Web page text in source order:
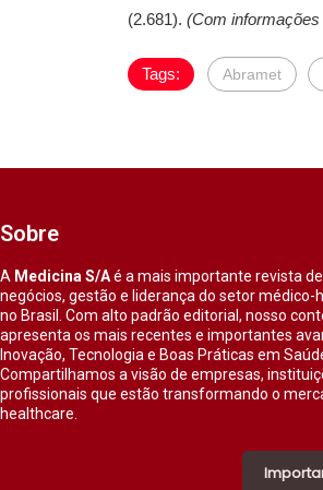
(2.681). (Com
Tags: Abramet
Sobre
A Medicina S/Aé a mais importante revista de
negócios, gestão e liderança do setor médico-
no Brasil. Com alto padrão editorial, nosso
apresenta os mais recentes e importantes
Inovação, Tecnologia e Boas Práticas em
Compartilhamos a visão de empresas,
profissionais que estão transformando o
healthcare.